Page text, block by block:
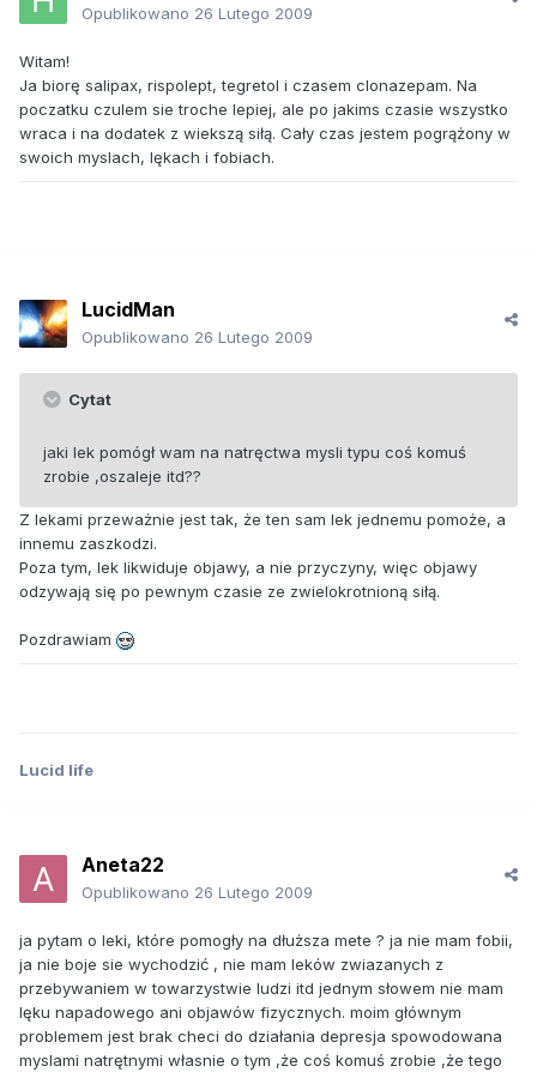
Opublikowano 26 Lutego 2009
Witam!
Ja biorę salipax, rispolept, tegretol i czasem clonazepam. Na
poczatku czulem sie troche lepiej, ale po jakims czasie wszystko
wraca i na dodatek z wiekszą siłą. Cały czas jestem pogrążony w
swoich myslach, lękach i fobiach.
LucidMan
Opublikowano 26 Lutego 2009
Cytat
jaki lek pomógł wam na natręctwa mysli typu coś komuś
zrobie ,oszaleje itd??
Z lekami przeważnie jest tak, że ten sam lek jednemu pomoże, a
innemu zaszkodzi.
Poza tym, lek likwiduje objawy, a nie przyczyny, więc objawy
odzywają się po pewnym czasie ze zwielokrotnioną siłą.
Pozdrawiam
Lucid life
Aneta22
Opublikowano 26 Lutego 2009
ja pytam o leki, które pomogły na dłuższa mete ? ja nie mam fobii,
ja nie boje sie wychodzić , nie mam leków zwiazanych z
przebywaniem w towarzystwie ludzi itd jednym słowem nie mam
lęku napadowego ani objawów fizycznych. moim głównym
problemem jest brak checi do działania depresja spowodowana
myslami natrętnymi własnie o tym ,że coś komuś zrobie ,że tego